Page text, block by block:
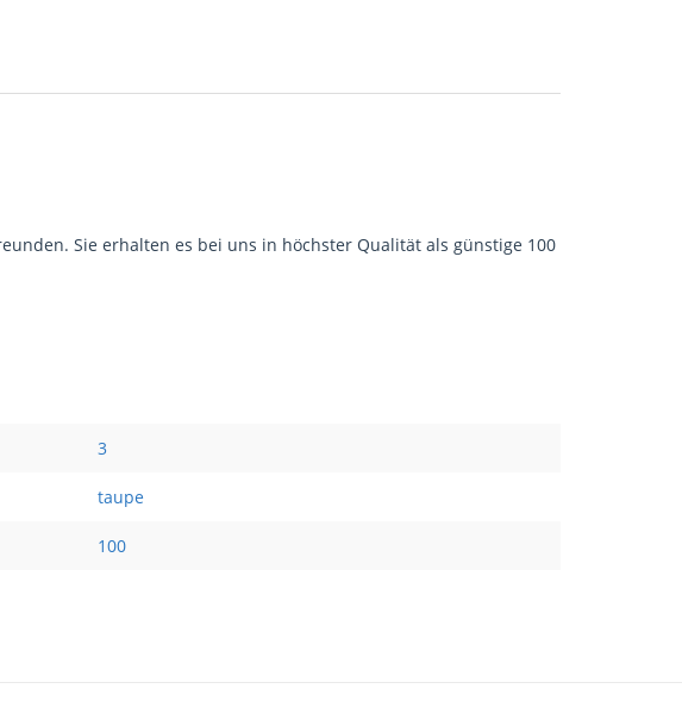
Sie erhalten es bei uns in höchster Qualität als günstige 100
3
taupe
100